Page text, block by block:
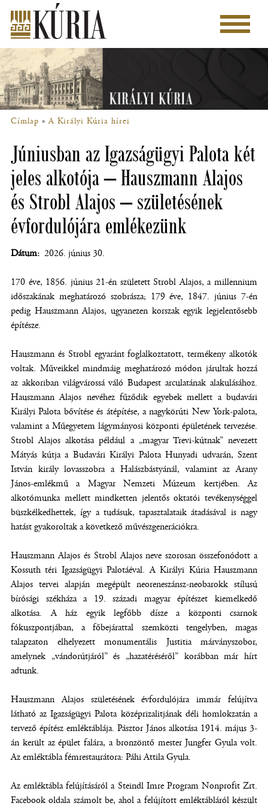
tartalomra
Főmenü
Címlap A Királyi Kúria hírei
Júniusban az Igazságügyi Palota két
jeles alkotója – Hauszmann Alajos
és Strobl Alajos – születésének
évfordulójára emlékezünk
Dátum 2026. június 30.
170 éve, 1856. június 21-én született Strobl Alajos, a millennium
időszakának meghatározó szobrásza; 179 éve, 1847. június 7-én
pedig Hauszmann Alajos, ugyanezen korszak egyik legjelentősebb
építésze.
Hauszmann és Strobl egyaránt foglalkoztatott, termékeny alkotók
voltak. Műveikkel mindmáig meghatározó módon járultak hozzá
az akkoriban világvárossá váló Budapest arculatának alakulásához.
Hauszmann Alajos nevéhez fűződik egyebek mellett a budavári
Királyi Palota bővítése és átépítése, a nagykörúti New York-palota,
valamint a Műegyetem lágymányosi központi épületének tervezése.
Strobl Alajos alkotása például a „magyar Trevi-kútnak” nevezett
Mátyás kútja a Budavári Királyi Palota Hunyadi udvarán, Szent
István király lovasszobra a Halászbástyánál, valamint az Arany
János-emlékmű a Magyar Nemzeti Múzeum kertjében. Az
alkotómunka mellett mindketten jelentős oktatói tevékenységgel
büszkélkedhettek, így a tudásuk, tapasztalataik átadásával is nagy
hatást gyakoroltak a következő művészgenerációkra.
Hauszmann Alajos és Strobl Alajos neve szorosan összefonódott a
Kossuth téri Igazságügyi Palotáéval. A Királyi Kúria Hauszmann
Alajos tervei alapján megépült neoreneszánsz-neobarokk stílusú
bírósági székháza a 19. századi magyar építészet kiemelkedő
alkotása. A ház egyik legfőbb dísze a központi csarnok
fókuszpontjában, a főbejárattal szemközti tengelyben, magas
talapzaton elhelyezett monumentális Justitia márványszobor,
amelynek „vándorútjáról” és „hazatéréséről” korábban már hírt
adtunk.
Hauszmann Alajos születésének évfordulójára immár felújítva
látható az Igazságügyi Palota középrizalitjának déli homlokzatán a
tervező építész emléktáblája. Pásztor János alkotása 1914. május 3-
án került az épület falára, a bronzöntő mester Jungfer Gyula volt.
Az emléktábla fémrestaurátora: Páhi Attila Gyula.
Az emléktábla felújításáról a Steindl Imre Program Nonprofit Zrt.
Facebook oldala számolt be, ahol a felújított emléktábláról készült